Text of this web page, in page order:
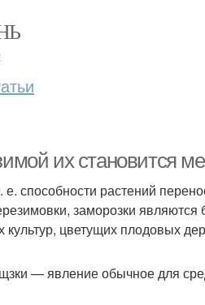
их становится
способности растений
заморозки
цветущих плодовых
— явление обычное для